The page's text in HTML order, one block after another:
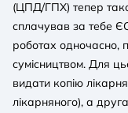
(ЦПД/ГПХ) тепер
сплачував за тебе
роботах одночасно,
сумісництвом. Для
видати копію
лікарняного), а